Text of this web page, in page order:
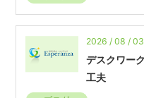
2026 / 08 / 03
デスクワー
工夫